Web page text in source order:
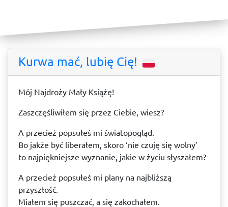
Kurwa mać, lubię Cię!
Mój Najdroży Mały Książę!
Zaszczęśliwiłem się przez Ciebie, wiesz?
A przecież popsułeś mi światopogląd.
Bo jakże być liberałem, skoro ‘nie czuję się wolny’
to najpiękniejsze wyznanie, jakie w życiu słyszałem?
A przecież popsułeś mi plany na najbliższą
przyszłość.
Miałem się puszczać, a się zakochałem.